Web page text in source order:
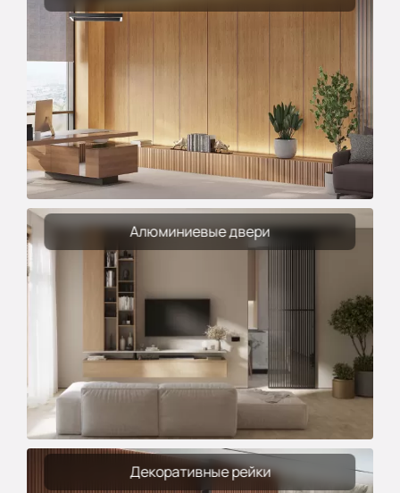
Алюминиевые двери
Декоративные рейки